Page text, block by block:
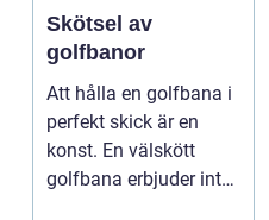
Skötsel av
golfbanor
Att hålla en golfbana i
perfekt skick är en
konst. En välskött
golfbana erbjuder inte